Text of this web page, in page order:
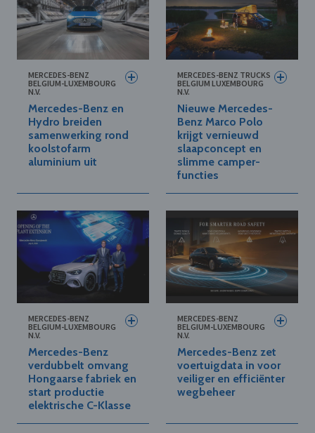
MERCEDES-BENZ
BELGIUM-LUXEMBOURG
N.V.
Mercedes-Benz en
Hydro breiden
samenwerking rond
koolstofarm
aluminium uit
MERCEDES-BENZ TRUCKS
BELGIUM LUXEMBOURG
N.V.
Nieuwe Mercedes-
Benz Marco Polo
krijgt vernieuwd
slaapconcept en
slimme camper-
functies
MERCEDES-BENZ
BELGIUM-LUXEMBOURG
N.V.
Mercedes-Benz
verdubbelt omvang
Hongaarse fabriek en
start productie
elektrische C-Klasse
MERCEDES-BENZ
BELGIUM-LUXEMBOURG
N.V.
Mercedes-Benz zet
voertuigdata in voor
veiliger en efficiënter
wegbeheer